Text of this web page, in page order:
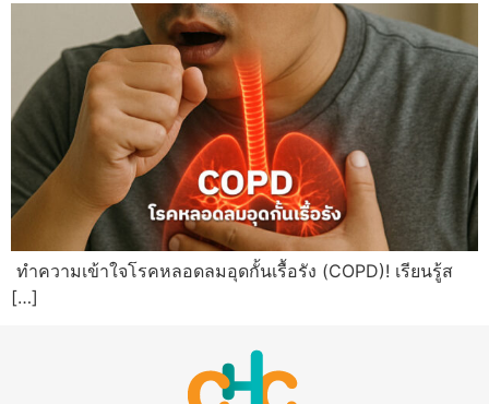
ทำความเข้าใจโรคหลอดลมอุดกั้นเรื้อรัง (COPD)! เรียนรู้ส
[…]